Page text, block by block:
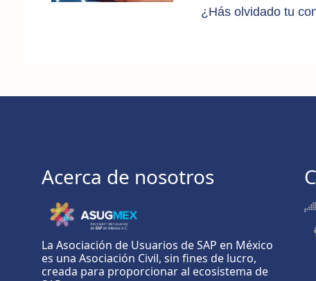
¿Hás olvidado tu
Acerca de nosotros
La Asociación de Usuarios de SAP en México
es una Asociación Civil, sin fines de lucro,
creada para proporcionar al ecosistema de